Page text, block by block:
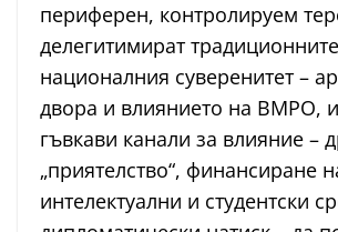
периферен, контролируем
делегитимират
националния суверенитет –
двора и влиянието на ВМРО,
гъвкави канали за влияние –
„приятелство“, финансиране
интелектуални и студентски